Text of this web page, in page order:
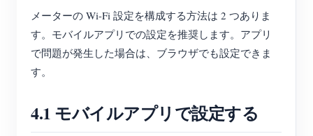
メーターの Wi-Fi 設定を構成する方法は 2 つありま
す。モバイルアプリでの設定を推奨します。アプリ
で問題が発生した場合は、ブラウザでも設定できま
す。
4.1 モバイルアプリで設定する